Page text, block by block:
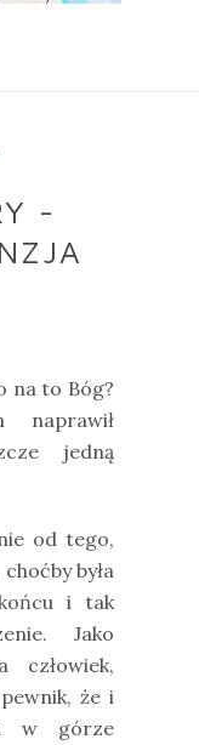
-
na to Bóg?
naprawił
jedną
od tego,
była
i tak
Jako
człowiek,
że i
w górze